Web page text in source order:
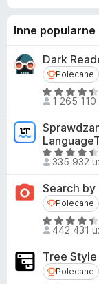
Inne
Dark
Polecane
Polecane
O
c
e
n
a
:
,
5
/
5
1 265
O
c
e
n
a
:
,
5
335 932
Search by
Polecane
Polecane
O
c
e
n
a
442 431
Tree Style
Polecane
Polecane